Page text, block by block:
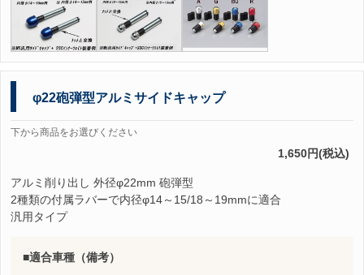
φ22砲弾型アルミサイドキャップ
下から商品をお選びください
1,650円(税込)
アルミ削り出し 外径φ22mm 砲弾型
2種類の付属ラバーで内径φ14～15/18～19mmに適合
汎用タイプ
適合車種（備考）